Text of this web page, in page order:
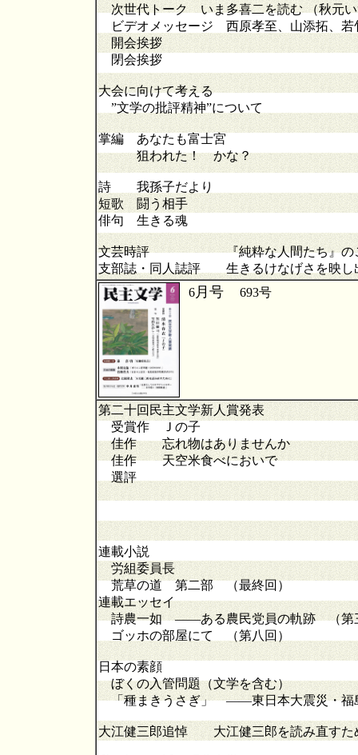
次世代トーク いま多喜二を読む （秋元
ビデオメッセージ 西原孝至、山添拓、若
開会挨拶
閉会挨拶
大会に向けて考える
”文学の批評精神”について
掌編 あなたも富士宮
狙われた！ かな？
詩 我孫子だより
短歌 闘う相手
俳句 生きる魂
文芸時評 『純粋な人間たち』のこ
支部誌・同人誌評 生きるけなげさを映し
6月号 693
第二十回民主文学新人賞発表
受賞作 Ｊの子
佳作 忘れ物はありませんか
佳作 天空米食べにおいで
選評
連載小説
労組委員長
荒草の道 第二部 （最終回）
連載エッセイ
詩農一如 ――ある農民党員の軌跡 （第
ゴッホの部屋にて （第八回）
日本の素顔
ぼくの入管問題（文学を含む）
「種まきうさぎ」 ――東日本大震災・福
大江健三郎追悼 大江健三郎を読み直すた